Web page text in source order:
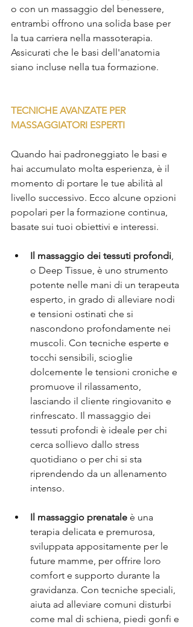
o con un massaggio del benessere,
entrambi offrono una solida base per
la tua carriera nella massoterapia.
Assicurati che le basi dell'anatomia
siano incluse nella tua formazione.
TECNICHE AVANZATE PER
MASSAGGIATORI ESPERTI
Quando hai padroneggiato le basi e
hai accumulato molta esperienza, è il
momento di portare le tue abilità al
livello successivo. Ecco alcune opzioni
popolari per la formazione continua,
basate sui tuoi obiettivi e interessi.
Il massaggio dei tessuti profondi,
o Deep Tissue, è uno strumento
potente nelle mani di un terapeuta
esperto, in grado di alleviare nodi
e tensioni ostinati che si
nascondono profondamente nei
muscoli. Con tecniche esperte e
tocchi sensibili, scioglie
dolcemente le tensioni croniche e
promuove il rilassamento,
lasciando il cliente ringiovanito e
rinfrescato. Il massaggio dei
tessuti profondi è ideale per chi
cerca sollievo dallo stress
quotidiano o per chi si sta
riprendendo da un allenamento
intenso.
Il massaggio prenatale è una
terapia delicata e premurosa,
sviluppata appositamente per le
future mamme, per offrire loro
comfort e supporto durante la
gravidanza. Con tecniche speciali,
aiuta ad alleviare comuni disturbi
come mal di schiena, piedi gonfi e